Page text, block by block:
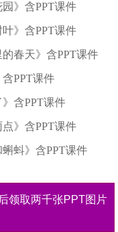
》含PPT课件
》含PPT课件
春天》含PPT课件
PPT课件
含PPT课件
》含PPT课件
蚪》含PPT课件
领取两千张PPT图片